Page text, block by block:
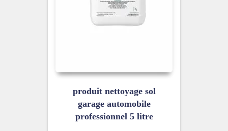
produit nettoyage sol
garage automobile
professionnel 5 litre